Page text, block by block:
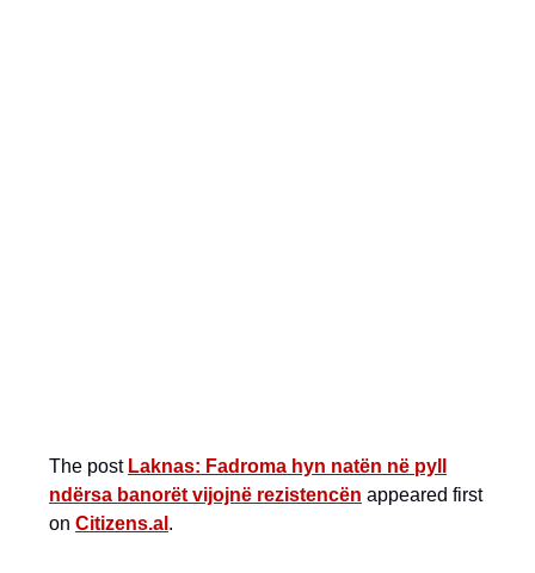
The post Laknas: Fadroma hyn natën në pyll
ndërsa banorët vijojnë rezistencën appeared first
on Citizens.al .